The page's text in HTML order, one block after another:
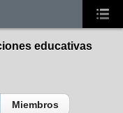
educativas
Miembros